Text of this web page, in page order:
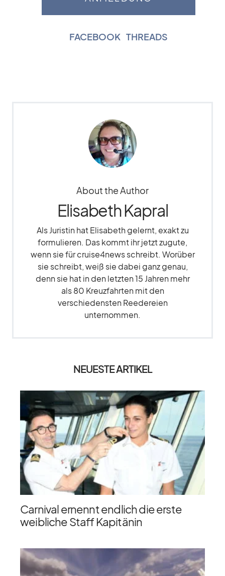
FACEBOOK THREADS
About the Author
Elisabeth Kapral
Als Juristin hat Elisabeth gelernt, exakt zu
formulieren. Das kommt ihr jetzt zugute,
wenn sie für cruise4news schreibt. Worüber
sie schreibt, weiß sie dabei ganz genau,
denn sie hat in den letzten 15 Jahren mehr
als 80 Kreuzfahrten mit den
verschiedensten Reedereien
unternommen.
NEUESTE ARTIKEL
Carnival ernennt endlich die erste
weibliche Staff Kapitänin